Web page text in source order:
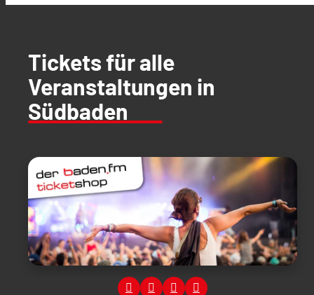
Tickets für alle
Veranstaltungen in
Südbaden